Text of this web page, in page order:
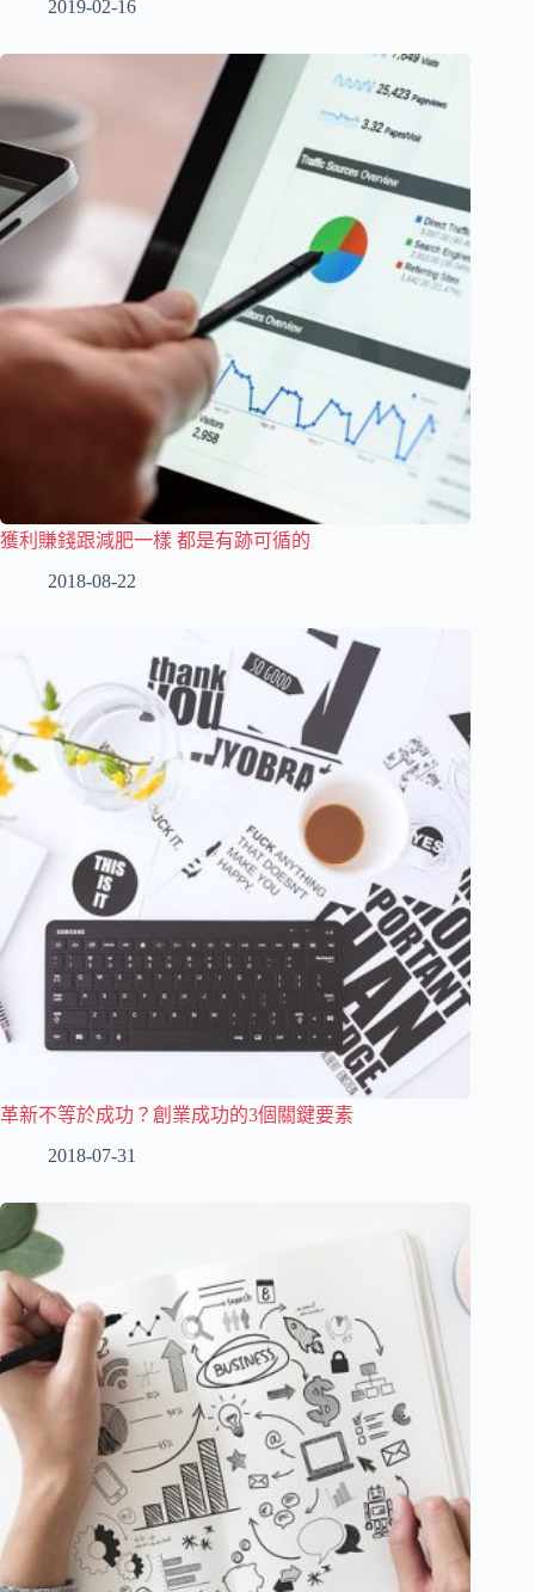
2019-02-16
獲利賺錢跟減肥一樣 都是有跡可循的
2018-08-22
革新不等於成功？創業成功的3個關鍵要素
2018-07-31